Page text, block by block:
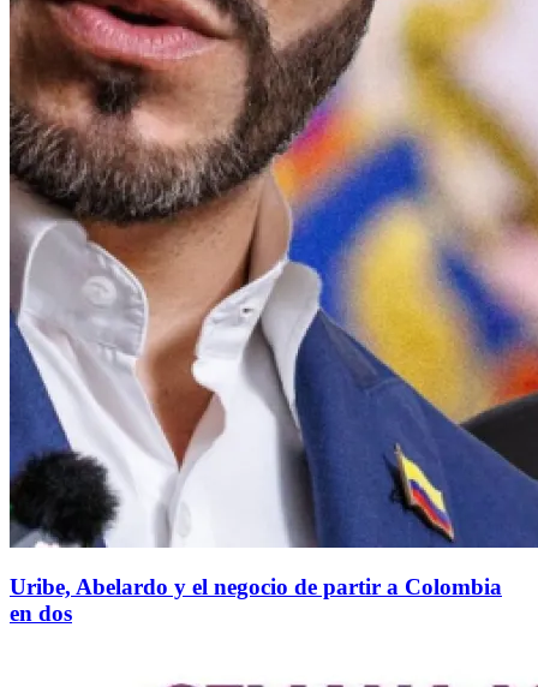
Uribe, Abelardo y el negocio de partir a Colombia
en dos